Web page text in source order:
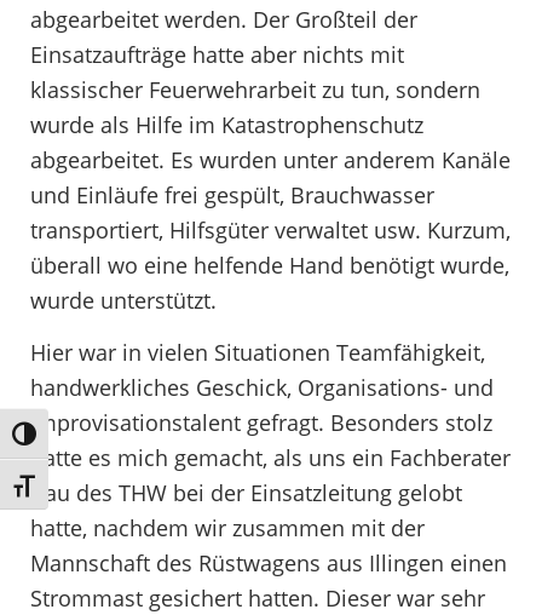
Umschalten auf hohe Kontraste
Schrift vergrößern
abgearbeitet werden. Der Großteil der
Einsatzaufträge hatte aber nichts mit
klassischer Feuerwehrarbeit zu tun, sondern
wurde als Hilfe im Katastrophenschutz
abgearbeitet. Es wurden unter anderem Kanäle
und Einläufe frei gespült, Brauchwasser
transportiert, Hilfsgüter verwaltet usw. Kurzum,
überall wo eine helfende Hand benötigt wurde,
wurde unterstützt.
Hier war in vielen Situationen Teamfähigkeit,
handwerkliches Geschick, Organisations- und
Improvisationstalent gefragt. Besonders stolz
hatte es mich gemacht, als uns ein Fachberater
Bau des THW bei der Einsatzleitung gelobt
hatte, nachdem wir zusammen mit der
Mannschaft des Rüstwagens aus Illingen einen
Strommast gesichert hatten. Dieser war sehr